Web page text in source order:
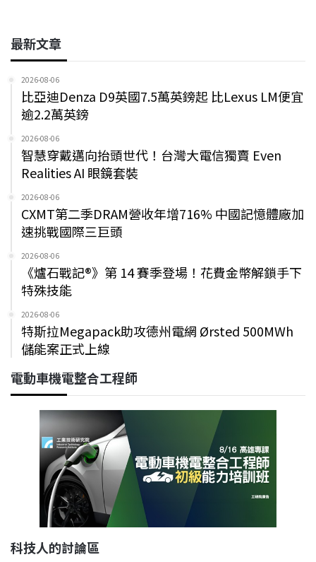
最新文章
2026-08-06
比亞迪Denza D9英國7.5萬英鎊起 比Lexus LM便宜
逾2.2萬英鎊
2026-08-06
智慧穿戴邁向抬頭世代！台灣大電信獨賣 Even
Realities AI 眼鏡套裝
2026-08-06
CXMT第二季DRAM營收年增716% 中國記憶體廠加
速挑戰國際三巨頭
2026-08-06
《爐石戰記®》第 14 賽季登場！花費金幣解鎖手下
特殊技能
2026-08-06
特斯拉Megapack助攻德州電網 Ørsted 500MWh
儲能案正式上線
電動車機電整合工程師
科技人的討論區